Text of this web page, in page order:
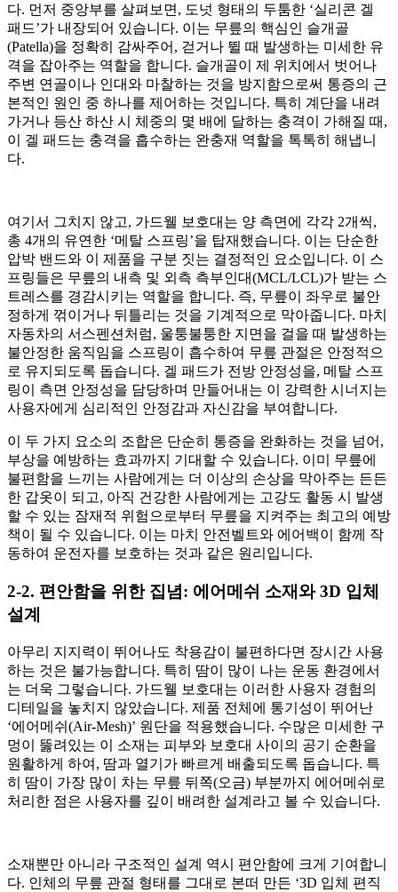
다. 먼저 중앙부를 살펴보면, 도넛 형태의 두툼한 ‘실리콘 겔
패드’가 내장되어 있습니다. 이는 무릎의 핵심인 슬개골
(Patella)을 정확히 감싸주어, 걷거나 뛸 때 발생하는 미세한 유
격을 잡아주는 역할을 합니다. 슬개골이 제 위치에서 벗어나
주변 연골이나 인대와 마찰하는 것을 방지함으로써 통증의 근
본적인 원인 중 하나를 제어하는 것입니다. 특히 계단을 내려
가거나 등산 하산 시 체중의 몇 배에 달하는 충격이 가해질 때,
이 겔 패드는 충격을 흡수하는 완충재 역할을 톡톡히 해냅니
다.
여기서 그치지 않고, 가드웰 보호대는 양 측면에 각각 2개씩,
총 4개의 유연한 ‘메탈 스프링’을 탑재했습니다. 이는 단순한
압박 밴드와 이 제품을 구분 짓는 결정적인 요소입니다. 이 스
프링들은 무릎의 내측 및 외측 측부인대(MCL/LCL)가 받는 스
트레스를 경감시키는 역할을 합니다. 즉, 무릎이 좌우로 불안
정하게 꺾이거나 뒤틀리는 것을 기계적으로 막아줍니다. 마치
자동차의 서스펜션처럼, 울퉁불퉁한 지면을 걸을 때 발생하는
불안정한 움직임을 스프링이 흡수하여 무릎 관절은 안정적으
로 유지되도록 돕습니다. 겔 패드가 전방 안정성을, 메탈 스프
링이 측면 안정성을 담당하며 만들어내는 이 강력한 시너지는
사용자에게 심리적인 안정감과 자신감을 부여합니다.
이 두 가지 요소의 조합은 단순히 통증을 완화하는 것을 넘어,
부상을 예방하는 효과까지 기대할 수 있습니다. 이미 무릎에
불편함을 느끼는 사람에게는 더 이상의 손상을 막아주는 든든
한 갑옷이 되고, 아직 건강한 사람에게는 고강도 활동 시 발생
할 수 있는 잠재적 위험으로부터 무릎을 지켜주는 최고의 예방
책이 될 수 있습니다. 이는 마치 안전벨트와 에어백이 함께 작
동하여 운전자를 보호하는 것과 같은 원리입니다.
2-2. 편안함을 위한 집념: 에어메쉬 소재와 3D 입체
설계
아무리 지지력이 뛰어나도 착용감이 불편하다면 장시간 사용
하는 것은 불가능합니다. 특히 땀이 많이 나는 운동 환경에서
는 더욱 그렇습니다. 가드웰 보호대는 이러한 사용자 경험의
디테일을 놓치지 않았습니다. 제품 전체에 통기성이 뛰어난
‘에어메쉬(Air-Mesh)’ 원단을 적용했습니다. 수많은 미세한 구
멍이 뚫려있는 이 소재는 피부와 보호대 사이의 공기 순환을
원활하게 하여, 땀과 열기가 빠르게 배출되도록 돕습니다. 특
히 땀이 가장 많이 차는 무릎 뒤쪽(오금) 부분까지 에어메쉬로
처리한 점은 사용자를 깊이 배려한 설계라고 볼 수 있습니다.
소재뿐만 아니라 구조적인 설계 역시 편안함에 크게 기여합니
다. 인체의 무릎 관절 형태를 그대로 본떠 만든 ‘3D 입체 편직